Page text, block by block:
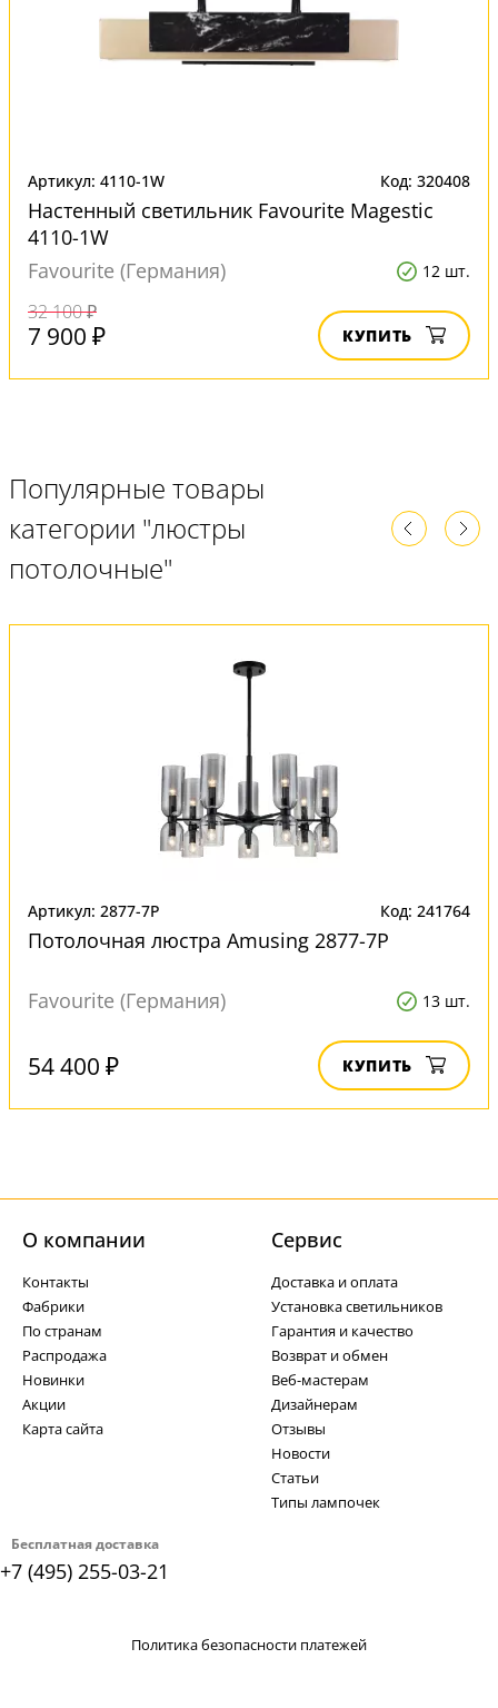
Артикул: 4110-1W Код: 320408
Настенный светильник Favourite Magestic
4110-1W
Favourite (Германия)
12 шт.
32 100 ₽
7 900 ₽ КУПИТЬ
Популярные товары
категории "люстры
потолочные"
Артикул: 2877-7P Код: 241764
Потолочная люстра Amusing 2877-7P
Favourite (Германия) 13 шт.
54 400 ₽ КУПИТЬ
Бесплатная доставка
+7 (495) 255-03-21
О компании
Контакты
Фабрики
По странам
Распродажа
Новинки
Акции
Карта сайта
Cервис
Доставка и оплата
Установка светильников
Гарантия и качество
Возврат и обмен
Веб-мастерам
Дизайнерам
Отзывы
Новости
Статьи
Типы лампочек
Политика безопасности платежей